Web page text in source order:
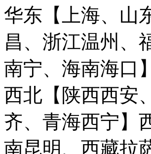
华东【上海、山
昌、浙江温州、
南宁、海南海口】
西北【陕西西安
齐、青海西宁】
南昆明、西藏拉